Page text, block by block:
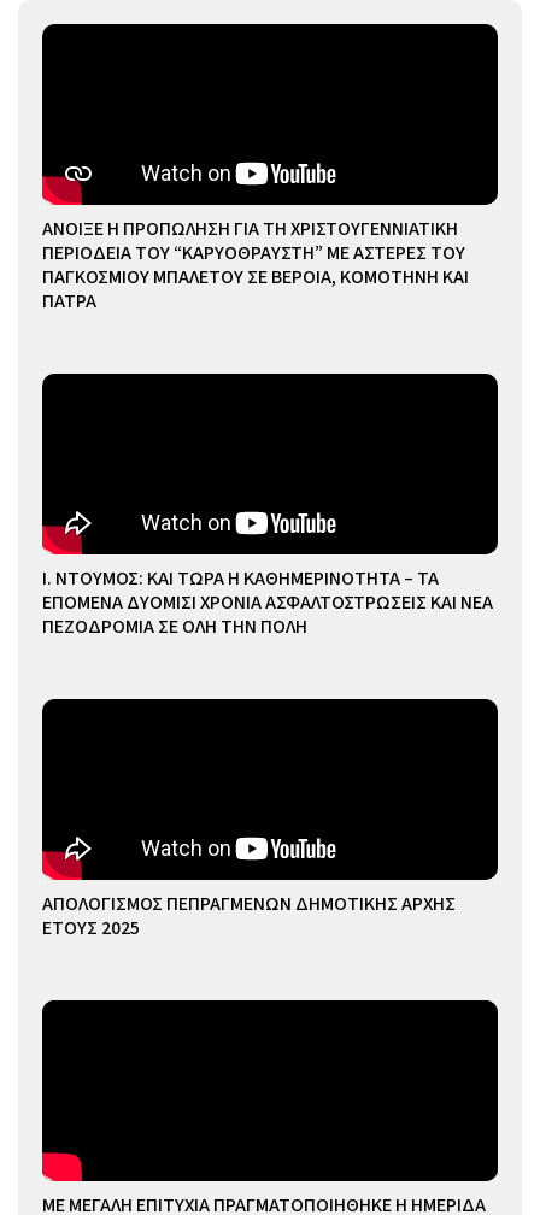
ΑΝΟΙΞΕ Η ΠΡΟΠΩΛΗΣΗ ΓΙΑ ΤΗ ΧΡΙΣΤΟΥΓΕΝΝΙΑΤΙΚΗ
ΠΕΡΙΟΔΕΙΑ ΤΟΥ “ΚΑΡΥΟΘΡΑΥΣΤΗ” ΜΕ ΑΣΤΕΡΕΣ ΤΟΥ
ΠΑΓΚΟΣΜΙΟΥ ΜΠΑΛΕΤΟΥ ΣΕ ΒΕΡΟΙΑ, ΚΟΜΟΤΗΝΗ ΚΑΙ
ΠΑΤΡΑ
Ι. ΝΤΟΥΜΟΣ: ΚΑΙ ΤΩΡΑ Η ΚΑΘΗΜΕΡΙΝΟΤΗΤΑ – ΤΑ
ΕΠΟΜΕΝΑ ΔΥΟΜΙΣΙ ΧΡΟΝΙΑ ΑΣΦΑΛΤΟΣΤΡΩΣΕΙΣ ΚΑΙ ΝΕΑ
ΠΕΖΟΔΡΟΜΙΑ ΣΕ ΟΛΗ ΤΗΝ ΠΟΛΗ
ΑΠΟΛΟΓΙΣΜΟΣ ΠΕΠΡΑΓΜΕΝΩΝ ΔΗΜΟΤΙΚΗΣ ΑΡΧΗΣ
ΕΤΟΥΣ 2025
ΜΕ ΜΕΓΑΛΗ ΕΠΙΤΥΧΙΑ ΠΡΑΓΜΑΤΟΠΟΙΗΘΗΚΕ Η ΗΜΕΡΙΔΑ